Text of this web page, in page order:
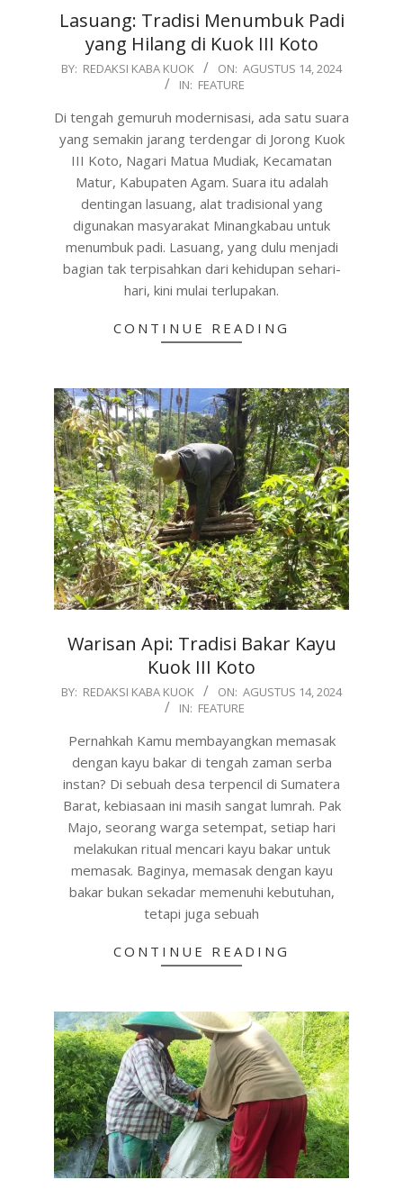
Lasuang: Tradisi Menumbuk Padi
yang Hilang di Kuok III Koto
2024-
BY: REDAKSI KABA KUOK ON: AGUSTUS 14, 2024
IN: FEATURE
Di tengah gemuruh modernisasi, ada satu suara
yang semakin jarang terdengar di Jorong Kuok
III Koto, Nagari Matua Mudiak, Kecamatan
Matur, Kabupaten Agam. Suara itu adalah
dentingan lasuang, alat tradisional yang
digunakan masyarakat Minangkabau untuk
menumbuk padi. Lasuang, yang dulu menjadi
bagian tak terpisahkan dari kehidupan sehari-
hari, kini mulai terlupakan.
CONTINUE READING
Warisan Api: Tradisi Bakar Kayu
Kuok III Koto
2024-
BY: REDAKSI KABA KUOK ON: AGUSTUS 14, 2024
IN: FEATURE
Pernahkah Kamu membayangkan memasak
dengan kayu bakar di tengah zaman serba
instan? Di sebuah desa terpencil di Sumatera
Barat, kebiasaan ini masih sangat lumrah. Pak
Majo, seorang warga setempat, setiap hari
melakukan ritual mencari kayu bakar untuk
memasak. Baginya, memasak dengan kayu
bakar bukan sekadar memenuhi kebutuhan,
tetapi juga sebuah
CONTINUE READING